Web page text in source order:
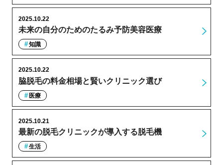
未来の自分のためのたるみ予防美容医療
2025.10.22
知識
脇脱毛の料金相場と賢いクリニック選び
2025.10.22
医療
最新の脱毛クリニックが導入する脱毛機
2025.10.21
生活